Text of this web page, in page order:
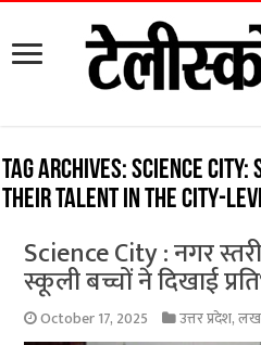
Tag Archives:Science
their talent in the city-
Science City : नगर
स्कूली बच्चों ने दिखाई
October 17, 2025 उत्तर प्रदेश,